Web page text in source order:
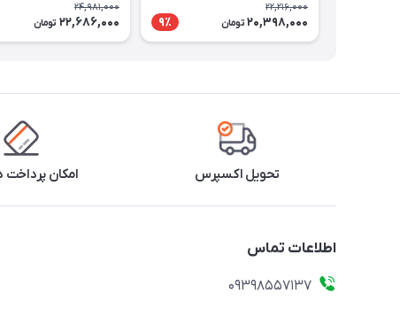
22,216,000
20,398,000 تومان 9٪
24,981,000
22,686,000 تومان
تحویل اکسپرس امکان
اطلاعات تماس
09398557137